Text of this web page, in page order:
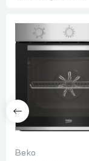
Beko